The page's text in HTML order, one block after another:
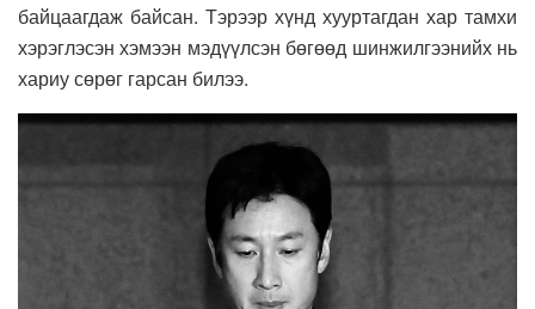
байцаагдаж байсан. Тэрээр хүнд хууртагдан хар тамхи
хэрэглэсэн хэмээн мэдүүлсэн бөгөөд шинжилгээнийх нь
хариу сөрөг гарсан билээ.